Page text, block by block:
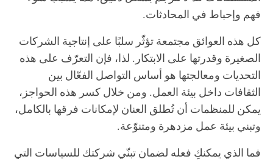
فهم وإحباط في المحادثات.
كل هذه العوائق مجتمعة تؤثّر سلبًا على إنتاجية الشركات
الصغيرة وقدرتها على الابتكار. لذا، فإن التعرّف على هذه
التحديات ومعالجتها هو أساس التواصل الفعّال بين
الثقافات داخل بيئة العمل. ومن خلال كسر هذه الحواجز،
يمكن للمنظمات أن تُطلق العنان لإمكانات فرقها بالكامل،
وتبني بيئة عمل مزدهرة ومتنوّعة.
فما الذي يمكنكِ فعله لضمان تبنّي شركتك للسياسات التي